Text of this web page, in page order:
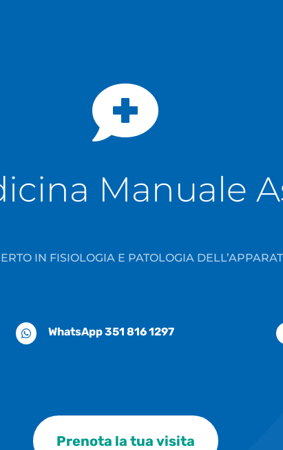

Manuale
IN FISIOLOGIA E PATOLOGIA
 WhatsApp 351 816 1297
Prenota la tua visita